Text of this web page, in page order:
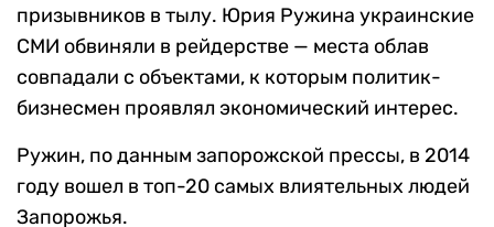
призывников в тылу. Юрия Ружина украинские
СМИ обвиняли в рейдерстве — места облав
совпадали с объектами, к которым политик-
бизнесмен проявлял экономический интерес.
Ружин, по данным запорожской прессы, в 2014
году вошел в топ-20 самых влиятельных людей
Запорожья.